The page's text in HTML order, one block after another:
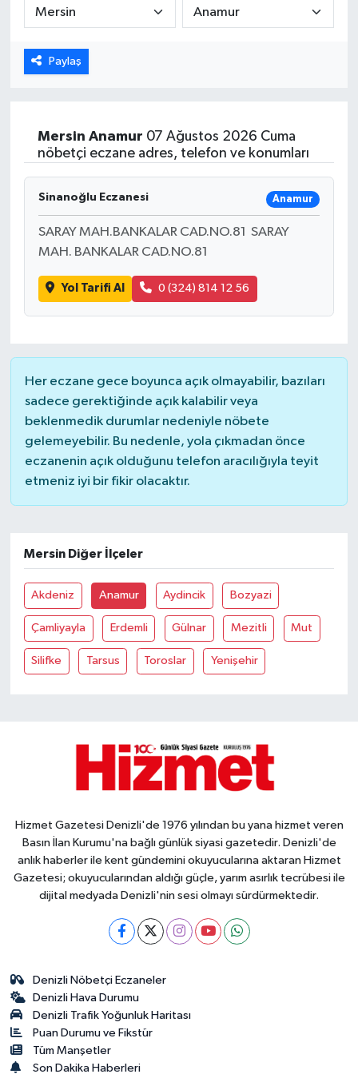
Paylaş
Mersin Anamur 07 Ağustos 2026 Cuma
nöbetçi eczane adres, telefon ve konumları
Sinanoğlu Eczanesi Anamur
SARAY MAH.BANKALAR CAD.NO.81 SARAY
MAH. BANKALAR CAD.NO.81
Yol Tarifi Al 0 (324) 814 12 56
Her eczane gece boyunca açık olmayabilir, bazıları
sadece gerektiğinde açık kalabilir veya
beklenmedik durumlar nedeniyle nöbete
gelemeyebilir. Bu nedenle, yola çıkmadan önce
eczanenin açık olduğunu telefon aracılığıyla teyit
etmeniz iyi bir fikir olacaktır.
Mersin Diğer İlçeler
Akdeniz Anamur Aydincik Bozyazi
Çamliyayla Erdemli Gülnar Mezitli Mut
Silifke Tarsus Toroslar Yenişehir
Hizmet Gazetesi Denizli'de 1976 yılından bu yana hizmet veren
Basın İlan Kurumu'na bağlı günlük siyasi gazetedir. Denizli'de
anlık haberler ile kent gündemini okuyucularına aktaran Hizmet
Gazetesi; okuyucularından aldığı güçle, yarım asırlık tecrübesi ile
dijital medyada Denizli'nin sesi olmayı sürdürmektedir.
Denizli Nöbetçi Eczaneler
Denizli Hava Durumu
Denizli Trafik Yoğunluk Haritası
Puan Durumu ve Fikstür
Tüm Manşetler
Son Dakika Haberleri
ÖZEL HABER
DTO